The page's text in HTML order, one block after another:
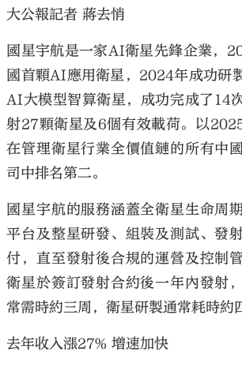
大公報記者 蔣去悄
國星宇航是一家AI衛星先鋒企業，
國首顆AI應用衛星，2024年成功研
AI大模型智算衛星，成功完成了14
射27顆衛星及6個有效載荷。以
在管理衛星行業全價值鏈的所有中
司中排名第二。
國星宇航的服務涵蓋全衛星生命周
平台及整星研發、組裝及測試、發
付，直至發射後合規的運營及控制
衛星於簽訂發射合約後一年內發射
常需時約三周，衛星研製通常耗時約
去年收入漲27% 增速加快